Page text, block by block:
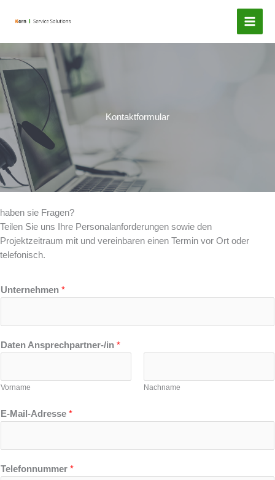
Inhalt
Kontaktformular
haben sie Fragen?
Teilen Sie uns Ihre Personalanforderungen sowie den
Projektzeitraum mit und vereinbaren einen Termin vor Ort oder
telefonisch.
Unternehmen *
Daten Ansprechpartner-/in *
Vorname Nachname
E-Mail-Adresse *
Telefonnummer *